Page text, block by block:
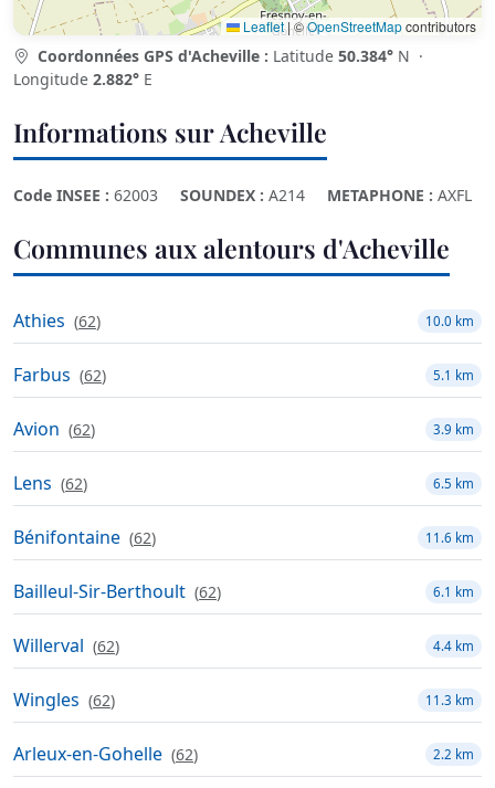
Leaflet |©OpenStreetMapcontributors
Coordonnées GPS d'Acheville : Latitude 50.384° N ·
Longitude 2.882° E
Informations sur Acheville
Code INSEE : 62003 SOUNDEX : A214 METAPHONE : AXFL
Communes aux alentours d'Acheville
Athies (62) 10.0 km
Farbus (62) 5.1 km
Avion (62) 3.9 km
Lens (62) 6.5 km
Bénifontaine (62) 11.6 km
Bailleul-Sir-Berthoult (62) 6.1 km
Willerval (62) 4.4 km
Wingles (62) 11.3 km
Arleux-en-Gohelle (62) 2.2 km